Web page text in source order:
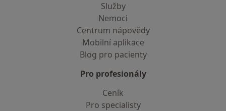
Služby
Nemoci
Centrum nápovědy
Mobilní aplikace
Blog pro pacienty
Pro profesionály
Ceník
Pro specialisty